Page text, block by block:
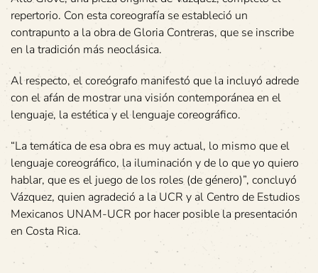
repertorio. Con esta coreografía se estableció un
contrapunto a la obra de Gloria Contreras, que se inscribe
en la tradición más neoclásica.
Al respecto, el coreógrafo manifestó que la incluyó adrede
con el afán de mostrar una visión contemporánea en el
lenguaje, la estética y el lenguaje coreográfico.
“La temática de esa obra es muy actual, lo mismo que el
lenguaje coreográfico, la iluminación y de lo que yo quiero
hablar, que es el juego de los roles (de género)”, concluyó
Vázquez, quien agradeció a la UCR y al Centro de Estudios
Mexicanos UNAM-UCR por hacer posible la presentación
en Costa Rica.